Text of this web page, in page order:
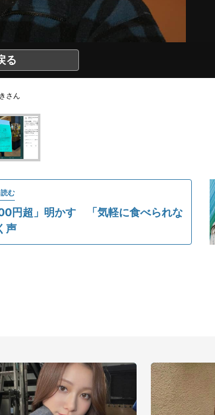
る
さん
む
円超」明かす 「気軽に食べられな
声